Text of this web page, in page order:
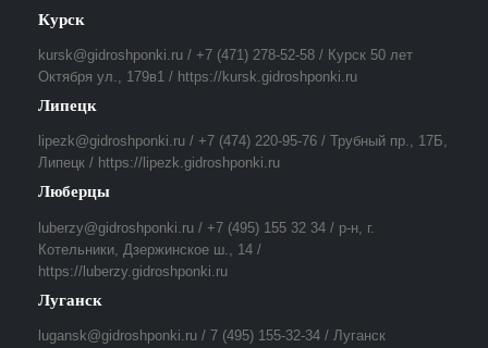
Курск
kursk@gidroshponki.ru / +7 (471) 278-52-58 / Курск 50 лет
Октября ул., 179в1 / https://kursk.gidroshponki.ru
Липецк
lipezk@gidroshponki.ru / +7 (474) 220-95-76 / Трубный пр., 17Б,
Липецк / https://lipezk.gidroshponki.ru
Люберцы
luberzy@gidroshponki.ru / +7 (495) 155 32 34 / р-н, г.
Котельники, Дзержинское ш., 14 /
https://luberzy.gidroshponki.ru
Луганск
lugansk@gidroshponki.ru / 7 (495) 155-32-34 / Луганск